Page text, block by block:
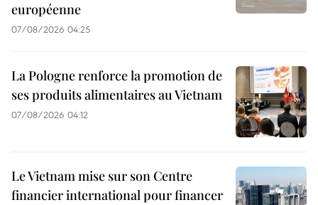
européenne
07/08/2026 04:25
La Pologne renforce la promotion de
ses produits alimentaires au Vietnam
07/08/2026 04:12
Le Vietnam mise sur son Centre
financier international pour financer